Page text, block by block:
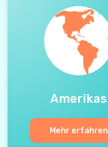
Amerikas
Mehr erfahren